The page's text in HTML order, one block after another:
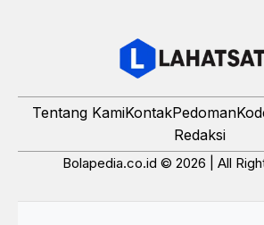
Tentang KamiKontakPedoman
Redaksi
Bolapedia.co.id © 2026 | All